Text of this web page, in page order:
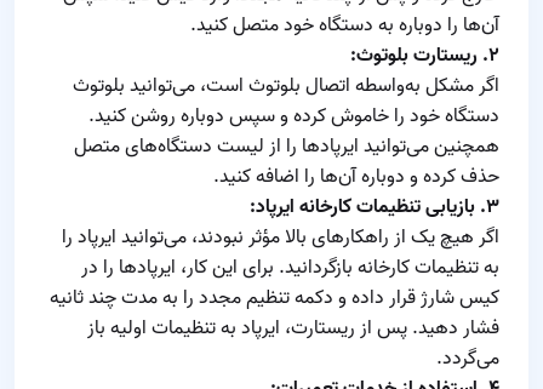
آن‌ها را دوباره به دستگاه خود متصل کنید.
۲. ریستارت بلوتوث:
اگر مشکل به‌واسطه اتصال بلوتوث است، می‌توانید بلوتوث
دستگاه خود را خاموش کرده و سپس دوباره روشن کنید.
همچنین می‌توانید ایرپادها را از لیست دستگاه‌های متصل
حذف کرده و دوباره آن‌ها را اضافه کنید.
۳. بازیابی تنظیمات کارخانه ایرپاد:
اگر هیچ یک از راهکارهای بالا مؤثر نبودند، می‌توانید ایرپاد را
به تنظیمات کارخانه بازگردانید. برای این کار، ایرپادها را در
کیس شارژ قرار داده و دکمه تنظیم مجدد را به مدت چند ثانیه
فشار دهید. پس از ریستارت، ایرپاد به تنظیمات اولیه باز
می‌گردد.